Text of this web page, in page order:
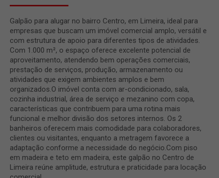
Galpão para alugar no bairro Centro, em Limeira, ideal para
empresas que buscam um imóvel comercial amplo, versátil e
com estrutura de apoio para diferentes tipos de atividades.
Com 1.000 m², o espaço oferece excelente potencial de
aproveitamento, atendendo bem operações comerciais,
prestação de serviços, produção, armazenamento ou
atividades que exigem ambientes amplos e bem
organizados.O imóvel conta com ar-condicionado, sala,
cozinha industrial, área de serviço e mezanino com copa,
características que contribuem para uma rotina mais
funcional e melhor divisão dos setores internos. Os 2
banheiros oferecem mais comodidade para colaboradores,
clientes ou visitantes, enquanto a metragem favorece a
adaptação conforme a necessidade do negócio.Com piso
em madeira e teto em madeira, este galpão no Centro de
Limeira reúne amplitude, estrutura e praticidade para locação